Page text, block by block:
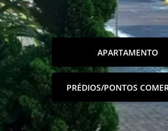
APARTAMENTO
PRÉDIOS/PONTOS